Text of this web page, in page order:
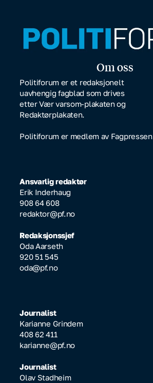
Om oss
Politiforum er et redaksjonelt
uavhengig fagblad som drives
etter Vær varsom-plakaten og
Redaktørplakaten.
Politiforum er medlem av
Ansvarlig redaktør
Erik Inderhaug
908 64 608
redaktor@pf.no
Redaksjonssjef
Oda Aarseth
920 51 545
oda@pf.no
Journalist
Karianne Grindem
408 62 411
karianne@pf.no
Journalist
Olav Stadheim